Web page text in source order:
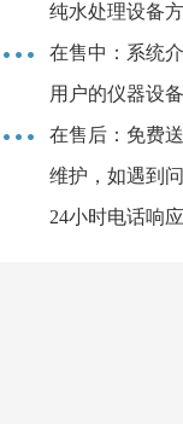
纯水处理设备方
在售中：系统
用户的仪器设备
在售后：免费
维护，如遇到问
24小时电话响应